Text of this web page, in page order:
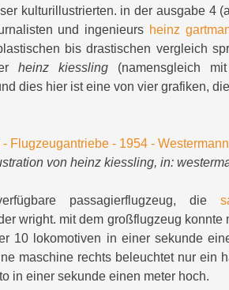
kulturillustrierten. in der ausgabe 4
und ingenieurs heinz
bis drastischen vergleich
heinz kiessling (namensgleich
dies hier ist eine von vier grafiken,
von heinz kiessling, in:
passagierflugzeug, die
wright. mit dem großflugzeug konnte
10 lokomotiven in einer sekunde
maschine rechts beleuchtet nur ein
in einer sekunde einen meter hoch.